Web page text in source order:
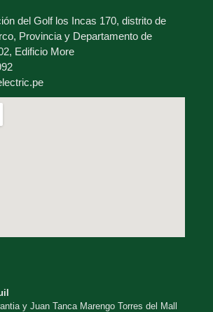
del Golf los Incas 170, distrito de
Provincia y Departamento de
Edificio More
y Juan Tanca Marengo Torres del Mall